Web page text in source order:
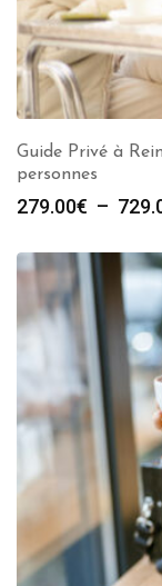
Guide Privé à
personnes
279.00€ –